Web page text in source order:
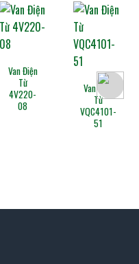
Van Điện
Từ
4V220-
08
Van Điện
Từ
VQC4101-
51